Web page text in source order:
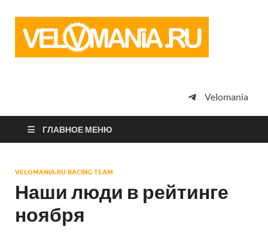
просто
Velomania
ГЛАВНОЕ МЕНЮ
VELOMANIA.RU RACING TEAM
Наши люди в рейтинге
ноября